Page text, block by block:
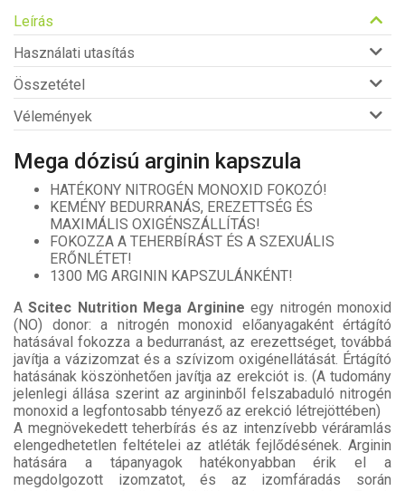
Leírás
Használati utasítás
Összetétel
Vélemények
Mega dózisú arginin kapszula
HATÉKONY NITROGÉN MONOXID FOKOZÓ!
KEMÉNY BEDURRANÁS, EREZETTSÉG ÉS
MAXIMÁLIS OXIGÉNSZÁLLÍTÁS!
FOKOZZA A TEHERBÍRÁST ÉS A SZEXUÁLIS
ERŐNLÉTET!
1300 MG ARGININ KAPSZULÁNKÉNT!
AScitec Nutrition Mega Arginine egy nitrogén monoxid
(NO) donor: a nitrogén monoxid előanyagaként értágító
hatásával fokozza a bedurranást, az erezettséget, továbbá
javítja a vázizomzat és a szívizom oxigénellátását. Értágító
hatásának köszönhetően javítja az erekciót is. (A tudomány
jelenlegi állása szerint az argininből felszabaduló nitrogén
monoxid a legfontosabb tényező az erekció létrejöttében)
A megnövekedett teherbírás és az intenzívebb véráramlás
elengedhetetlen feltételei az atléták fejlődésének. Arginin
hatására a tápanyagok hatékonyabban érik el a
megdolgozott izomzatot, és az izomfáradás során